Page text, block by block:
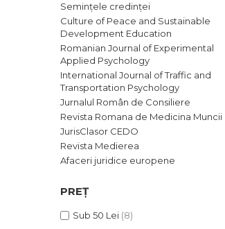
Semințele credinței
Culture of Peace and Sustainable
Development Education
Romanian Journal of Experimental
Applied Psychology
International Journal of Traffic and
Transportation Psychology
Jurnalul Român de Consiliere
Revista Romana de Medicina Muncii
JurisClasor CEDO
Revista Medierea
Afaceri juridice europene
PREȚ
Sub 50 Lei (8)